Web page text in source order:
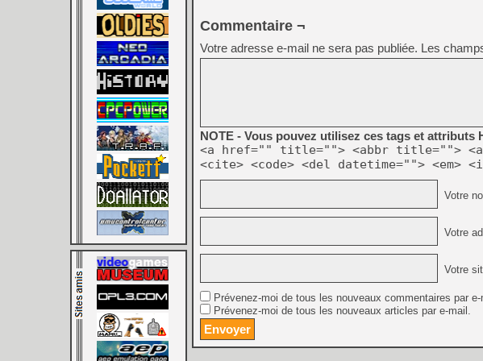
Commentaire ¬
Votre adresse e-mail ne sera pas publiée. Les
NOTE - Vous pouvez utilisez ces tags et attributs
<a href="" title=""> <abbr title="">
<cite> <code> <del datetime=""> <em>
Votre
Votre
Votre
Prévenez-moi de tous les nouveaux commentaires par e-
Prévenez-moi de tous les nouveaux articles par e-mail.